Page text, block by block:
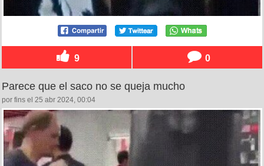
9 0
Parece que el saco no se queja mucho
por fins el 25 abr 2024, 00:04